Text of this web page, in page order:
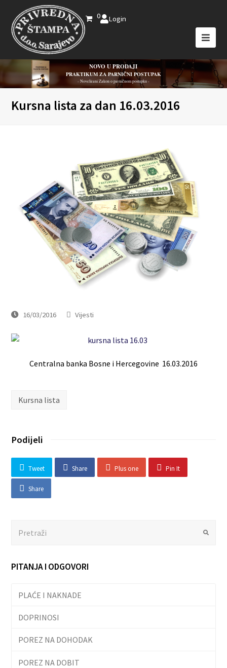
0 Login
NOVO U PRODAJI
PRAKTIKUM ZA PARNIČNI POSTUPAK
- Novelirani Zakon o parničnom postupku -
Kursna lista za dan 16.03.2016
16/03/2016 Vijesti
Centralna banka Bosne i Hercegovine 16.03.2016
Kursna lista
Podijeli
Tweet Share Plus one Pin It
Share
PITANJA I ODGOVORI
PLAĆE I NAKNADE
DOPRINOSI
POREZ NA DOHODAK
POREZ NA DOBIT